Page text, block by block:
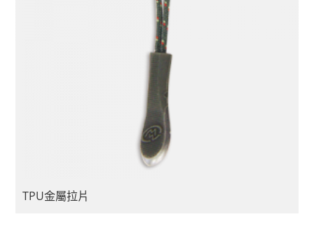
TPU金屬拉片